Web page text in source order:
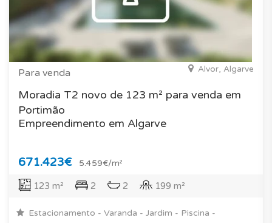
Para venda Alvor, Algarve
Moradia T2 novo de 123 m² para venda em
Portimão
Empreendimento em Algarve
671.423€ 5.459€/m²
123 m² 2 2 199 m²
Estacionamento - Varanda - Jardim - Piscina -